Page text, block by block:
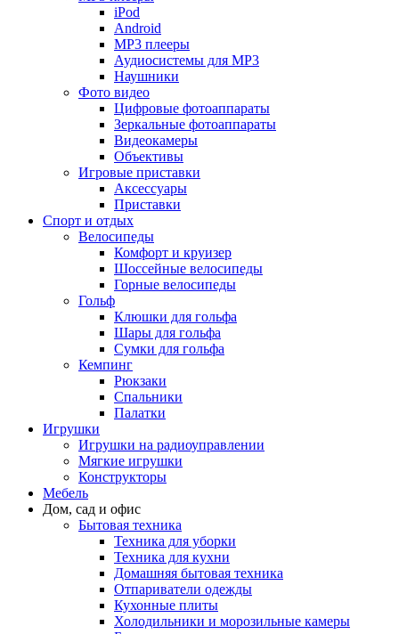
iPod
Android
MP3 плееры
Аудиосистемы для MP3
Наушники
Фото видео
Цифровые фотоаппараты
Зеркальные фотоаппараты
Видеокамеры
Объективы
Игровые приставки
Аксессуары
Приставки
Спорт и отдых
Велосипеды
Комфорт и круизер
Шоссейные велосипеды
Горные велосипеды
Гольф
Клюшки для гольфа
Шары для гольфа
Сумки для гольфа
Кемпинг
Рюкзаки
Спальники
Палатки
Игрушки
Игрушки на радиоуправлении
Мягкие игрушки
Конструкторы
Мебель
Дом, сад и офис
Бытовая техника
Техника для уборки
Техника для кухни
Домашняя бытовая техника
Отпариватели одежды
Кухонные плиты
Холодильники и морозильные камеры